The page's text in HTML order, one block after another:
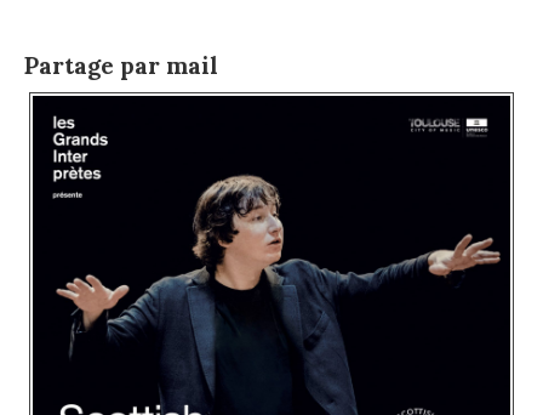
Partage par mail